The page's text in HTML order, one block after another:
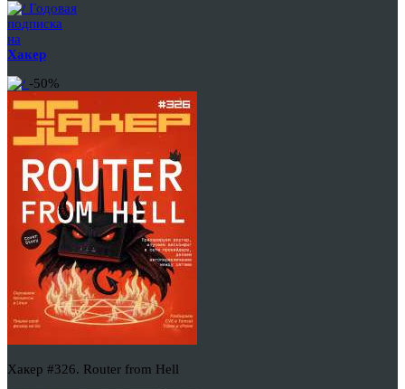
Годовая
подписка
на
Хакер
-50%
Хакер #326. Router from Hell